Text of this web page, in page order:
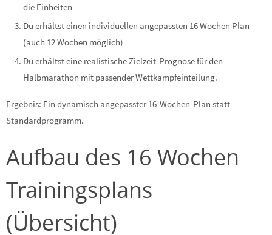
die Einheiten
Du erhältst einen individuellen angepassten 16 Wochen Plan
(auch 12 Wochen möglich)
Du erhältst eine realistische Zielzeit-Prognose für den
Halbmarathon mit passender Wettkampfeinteilung.
Ergebnis: Ein dynamisch angepasster 16-Wochen-Plan statt
Standardprogramm.
Aufbau des 16 Wochen
Trainingsplans
(Übersicht)